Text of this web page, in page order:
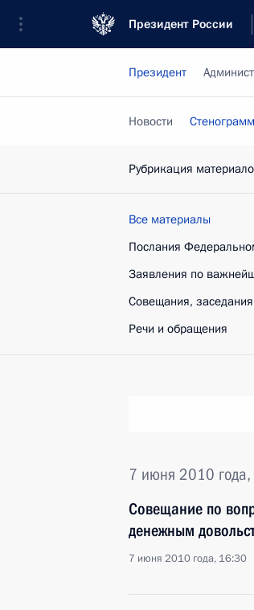
Президент России
Президент
Новости
Рубрикация
Все материалы
Послания
Заявления по
Совещания,
Речи и обращения
7 июня 2010 года,
Совещание по
денежным
7 июня 2010 года, 16:30